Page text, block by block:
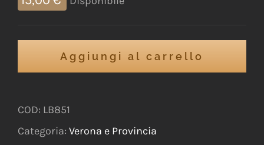
Aggiungi al carrello
COD: LB851
Categoria: Verona e Provincia